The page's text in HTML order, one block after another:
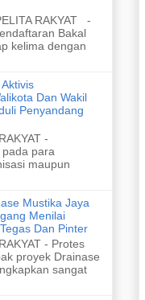
RAKYAT -
Bakal
kelima dengan
Dan Wakil
Penyandang
-
para
maupun
Mustika Jaya
Menilai
Dan Pinter
- Protes
proyek Drainase
sangat